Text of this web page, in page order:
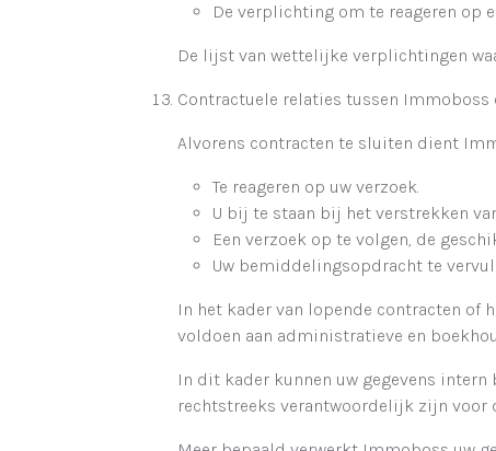
De verplichting om te reageren op
De lijst van wettelijke verplichtingen
Contractuele relaties tussen Immoboss
Alvorens contracten te sluiten dient
Te reageren op uw verzoek.
U bij te staan bij het verstrekken
Een verzoek op te volgen, de
Uw bemiddelingsopdracht te
In het kader van lopende contracten of
voldoen aan administratieve en
In dit kader kunnen uw gegevens
rechtstreeks verantwoordelijk zijn voor